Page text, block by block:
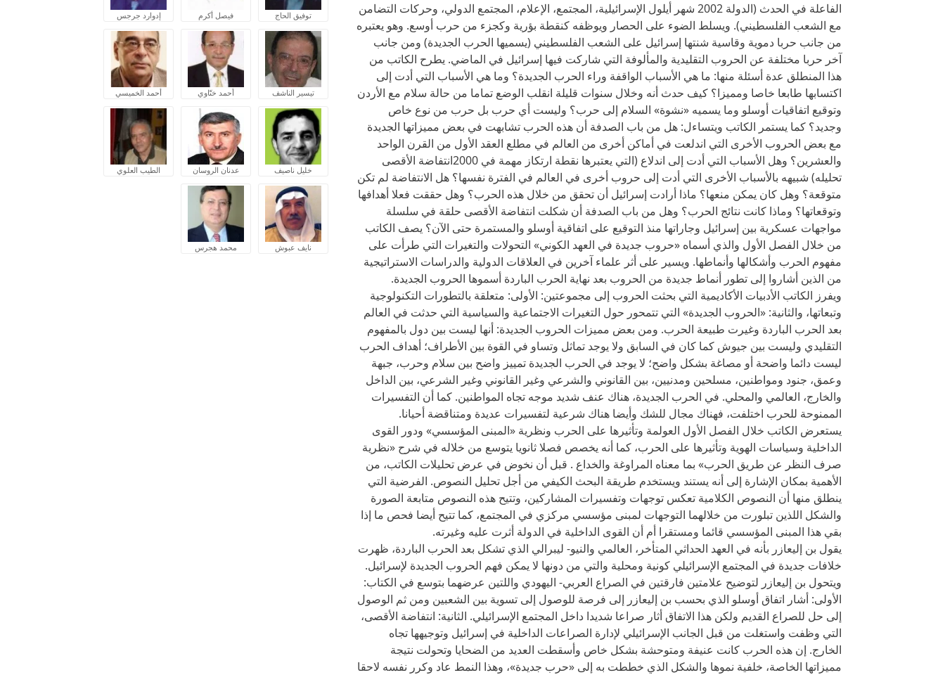
الفاعلة في الحدث (الدولة 2002 شهر أيلول الإسرائيلية، المجتمع، الإعلام، المجتمع الدولي، وحركات التضامن
مع الشعب الفلسطيني). ويسلط الضوء على الحصار ويوظفه كنقطة بؤرية وكجزء من حرب أوسع. وهو يعتبره
من جانب حربا دموية وقاسية شنتها إسرائيل على الشعب الفلسطيني (يسميها الحرب الجديدة) ومن جانب
آخر حربا مختلفة عن الحروب التقليدية والمألوفة التي شاركت فيها إسرائيل في الماضي. يطرح الكاتب من
هذا المنطلق عدة أسئلة منها: ما هي الأسباب الواقفة وراء الحرب الجديدة؟ وما هي الأسباب التي أدت إلى
اكتسابها طابعا خاصا ومميزا؟ كيف حدث أنه وخلال سنوات قليلة انقلب الوضع تماما من حالة سلام مع الأردن
وتوقيع اتفاقيات أوسلو وما يسميه «نشوة» السلام إلى حرب؟ وليست أي حرب بل حرب من نوع خاص
وجديد؟ كما يستمر الكاتب ويتساءل: هل من باب الصدفة أن هذه الحرب تشابهت في بعض مميزاتها الجديدة
مع بعض الحروب الأخرى التي اندلعت في أماكن أخرى من العالم في مطلع العقد الأول من القرن الواحد
والعشرين؟ وهل الأسباب التي أدت إلى اندلاع (التي يعتبرها نقطة ارتكاز مهمة في 2000انتفاضة الأقصى
تحليله) شبيهه بالأسباب الأخرى التي أدت إلى حروب أخرى في العالم في الفترة نفسها؟ هل الانتفاضة لم تكن
متوقعة؟ وهل كان يمكن منعها؟ ماذا أرادت إسرائيل أن تحقق من خلال هذه الحرب؟ وهل حققت فعلا أهدافها
وتوقعاتها؟ وماذا كانت نتائج الحرب؟ وهل من باب الصدفة أن شكلت انتفاضة الأقصى حلقة في سلسلة
مواجهات عسكرية بين إسرائيل وجاراتها منذ التوقيع على اتفاقية أوسلو والمستمرة حتى الآن؟ يصف الكاتب
من خلال الفصل الأول والذي أسماه «حروب جديدة في العهد الكوني» التحولات والتغيرات التي طرأت على
مفهوم الحرب وأشكالها وأنماطها. ويسير على أثر علماء آخرين في العلاقات الدولية والدراسات الاستراتيجية
من الذين أشاروا إلى تطور أنماط جديدة من الحروب بعد نهاية الحرب الباردة أسموها الحروب الجديدة.
ويفرز الكاتب الأدبيات الأكاديمية التي بحثت الحروب إلى مجموعتين: الأولى: متعلقة بالتطورات التكنولوجية
وتبعاتها، والثانية: «الحروب الجديدة» التي تتمحور حول التغيرات الاجتماعية والسياسية التي حدثت في العالم
بعد الحرب الباردة وغيرت طبيعة الحرب. ومن بعض مميزات الحروب الجديدة: أنها ليست بين دول بالمفهوم
التقليدي وليست بين جيوش كما كان في السابق ولا يوجد تماثل وتساو في القوة بين الأطراف؛ أهداف الحرب
ليست دائما واضحة أو مصاغة بشكل واضح؛ لا يوجد في الحرب الجديدة تمييز واضح بين سلام وحرب، جبهة
وعمق، جنود ومواطنين، مسلحين ومدنيين، بين القانوني والشرعي وغير القانوني وغير الشرعي، بين الداخل
والخارج، العالمي والمحلي. في الحرب الجديدة، هناك عنف شديد موجه تجاه المواطنين. كما أن التفسيرات
الممنوحة للحرب اختلفت، فهناك مجال للشك وأيضا هناك شرعية لتفسيرات عديدة ومتناقضة أحيانا.
يستعرض الكاتب خلال الفصل الأول العولمة وتأثيرها على الحرب ونظرية «المبنى المؤسسي» ودور القوى
الداخلية وسياسات الهوية وتأثيرها على الحرب، كما أنه يخصص فصلا ثانويا يتوسع من خلاله في شرح «نظرية
صرف النظر عن طريق الحرب» بما معناه المراوغة والخداع . قبل أن نخوض في عرض تحليلات الكاتب، من
الأهمية بمكان الإشارة إلى أنه يستند ويستخدم طريقة البحث الكيفي من أجل تحليل النصوص. الفرضية التي
ينطلق منها أن النصوص الكلامية تعكس توجهات وتفسيرات المشاركين، وتتيح هذه النصوص متابعة الصورة
والشكل اللذين تبلورت من خلالهما التوجهات لمبنى مؤسسي مركزي في المجتمع، كما تتيح أيضا فحص ما إذا
بقي هذا المبنى المؤسسي قائما ومستقرا أم أن القوى الداخلية في الدولة أثرت عليه وغيرته.
يقول بن إليعازر بأنه في العهد الحداثي المتأخر، العالمي والنيو- ليبرالي الذي تشكل بعد الحرب الباردة، ظهرت
خلافات جديدة في المجتمع الإسرائيلي كونية ومحلية والتي من دونها لا يمكن فهم الحروب الجديدة لإسرائيل.
ويتحول بن إليعازر لتوضيح علامتين فارقتين في الصراع العربي- اليهودي واللتين عرضهما بتوسع في الكتاب:
الأولى: أشار اتفاق أوسلو الذي بحسب بن إليعازر إلى فرصة للوصول إلى تسوية بين الشعبين ومن ثم الوصول
إلى حل للصراع القديم ولكن هذا الاتفاق أثار صراعا شديدا داخل المجتمع الإسرائيلي. الثانية: انتفاضة الأقصى،
التي وظفت واستغلت من قبل الجانب الإسرائيلي لإدارة الصراعات الداخلية في إسرائيل وتوجيهها تجاه
الخارج. إن هذه الحرب كانت عنيفة ومتوحشة بشكل خاص وأسقطت العديد من الضحايا وتحولت نتيجة
مميزاتها الخاصة، خلفية نموها والشكل الذي خططت به إلى «حرب جديدة»، وهذا النمط عاد وكرر نفسه لاحقا
توفيق الحاج فيصل أكرم إدوارد جرجس
تيسير الناشف أحمد ختّاوي أحمد الخميسي
خليل ناصيف عدنان الروسان الطيب العلوي
نايف عبوش محمد هجرس